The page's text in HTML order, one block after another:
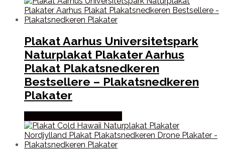
Plakat Aarhus Universitetspark
Naturplakat Plakater Aarhus
Plakat Plakatsnedkeren
Bestsellere – Plakatsnedkeren
Plakater